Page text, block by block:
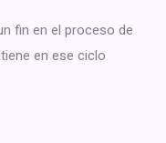
fin en el proceso de
en ese ciclo